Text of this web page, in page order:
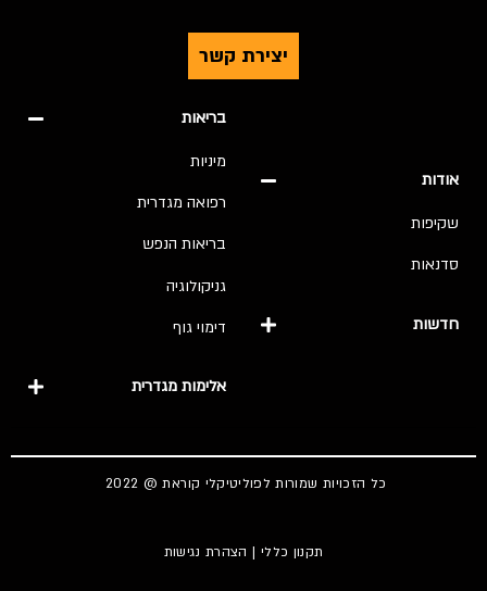
יצירת קשר
אודות
שקיפות
סדנאות
חדשות
בריאות
מיניות
רפואה מגדרית
בריאות הנפש
גניקולוגיה
דימוי גוף
אלימות מגדרית
כל הזכויות שמורות לפוליטיקלי קוראת @ 2022
תקנון כללי | הצהרת נגישות